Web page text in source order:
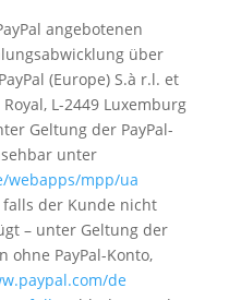
angebotenen
über
(Europe) S.à r.l. et
L-2449 Luxemburg
Geltung der PayPal-
unter
/webapps/mpp/ua
falls der Kunde nicht
– unter Geltung der
ohne PayPal-Konto,
/de